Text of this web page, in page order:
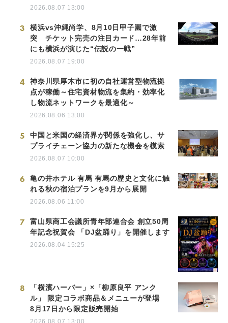
2026.08.07 13:00
3
横浜vs沖縄尚学、8月10日甲子園で激
突 チケット完売の注目カード…28年前
にも横浜が演じた“伝説の一戦”
2026.08.07 19:00
4
神奈川県厚木市に初の自社運営型物流拠
点が稼働～住宅資材物流を集約・効率化
し物流ネットワークを最適化～
2026.08.06 13:00
5
中国と米国の経済界が関係を強化し、サ
プライチェーン協力の新たな機会を模索
2026.08.07 10:00
6
亀の井ホテル 有馬 有馬の歴史と文化に触
れる秋の宿泊プランを9月から展開
2026.08.06 11:00
7
富山県商工会議所青年部連合会 創立50周
年記念祝賀会 「DJ盆踊り」を開催します
2026.08.04 15:25
8
「横濱ハーバー」×「柳原良平 アンク
ル」 限定コラボ商品＆メニューが登場
8月17日から限定販売開始